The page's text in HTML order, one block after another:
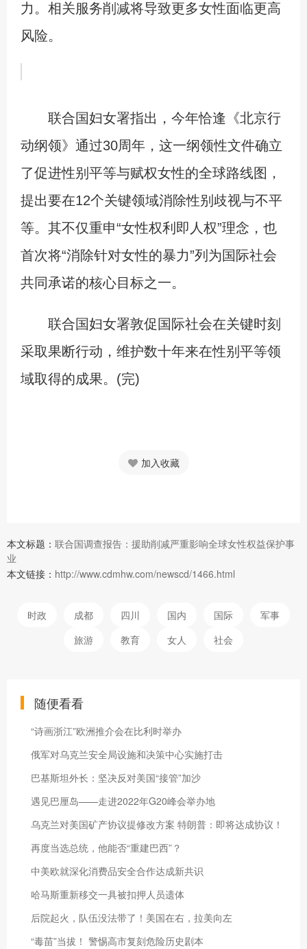
力。相关服务削减将导致更多女性面临更高
风险。
联合国妇女署指出，今年恰逢《北京行
动纲领》通过30周年，这一纲领性文件确立
了促进性别平等与赋权女性的全球路线图，
提出要在12个关键领域消除性别歧视与不平
等。其不仅重申“女性权利即人权”理念，也
首次将“消除针对女性的暴力”列为国际社会
共同承诺的核心目标之一。
联合国妇女署敦促国际社会在关键时刻
采取果断行动，维护数十年来在性别平等领
域取得的成果。(完)
加入收藏
本文标题： 联合国调查报告：援助削减严重影响全球女性权益保护事
业
本文链接： http://www.cdmhw.com/newscd/1466.html
时政 成都 四川 国内 国际
军事
旅游
教育 女人 社会
随便看看
“诗画浙江”欧洲推介会在比利时举办
俄军对乌克兰安全局设施和决策中心实施打击
巴基斯坦外长：坚决反对美国“接管”加沙
遇见巴厘岛——走进2022年G20峰会举办地
乌克兰对美国矿产协议提修改方案 特朗普：即将达成协议！
再度当选总统，他能否“重建巴西”？
中美欧就深化消费品安全合作达成新共识
哈马斯重新移交一具被扣押人员遗体
后院起火，队伍没法带了！美国在右，拉美向左
“毒苗”当拔！ 警惕高市复刻危险历史剧本